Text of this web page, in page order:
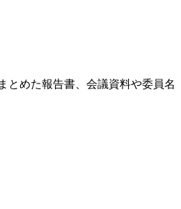
とめた報告書、会議資料や委員名